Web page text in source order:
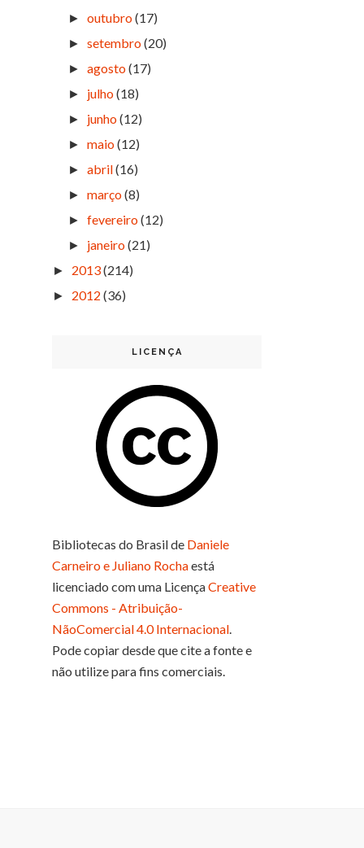
►outubro(17)
►setembro(20)
►agosto(17)
► julho(18)
► junho(12)
►maio(12)
►abril(16)
►março(8)
►fevereiro(12)
► janeiro(21)
► 2013(214)
► 2012 (36)
LICENÇA
Bibliotecas do Brasilde Daniele
Carneiro e Juliano Rochaestá
licenciado com uma LicençaCreative
Commons - Atribuição-
NãoComercial 4.0 Internacional
Pode copiar desde que cite a fonte e
não utilize para fins comerciais.